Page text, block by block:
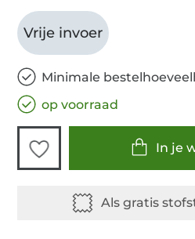
Vrije invoer
Minimale
op voorraad
In je